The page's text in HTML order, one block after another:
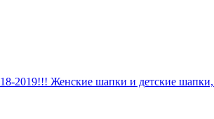
2019!!! Женские шапки и детские